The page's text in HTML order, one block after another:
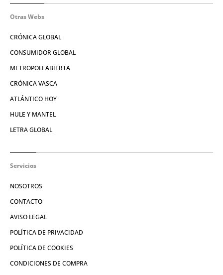
Otras Webs
CRÓNICA GLOBAL
CONSUMIDOR GLOBAL
METROPOLI ABIERTA
CRÓNICA VASCA
ATLÁNTICO HOY
HULE Y MANTEL
LETRA GLOBAL
Servicios
NOSOTROS
CONTACTO
AVISO LEGAL
POLÍTICA DE PRIVACIDAD
POLÍTICA DE COOKIES
CONDICIONES DE COMPRA